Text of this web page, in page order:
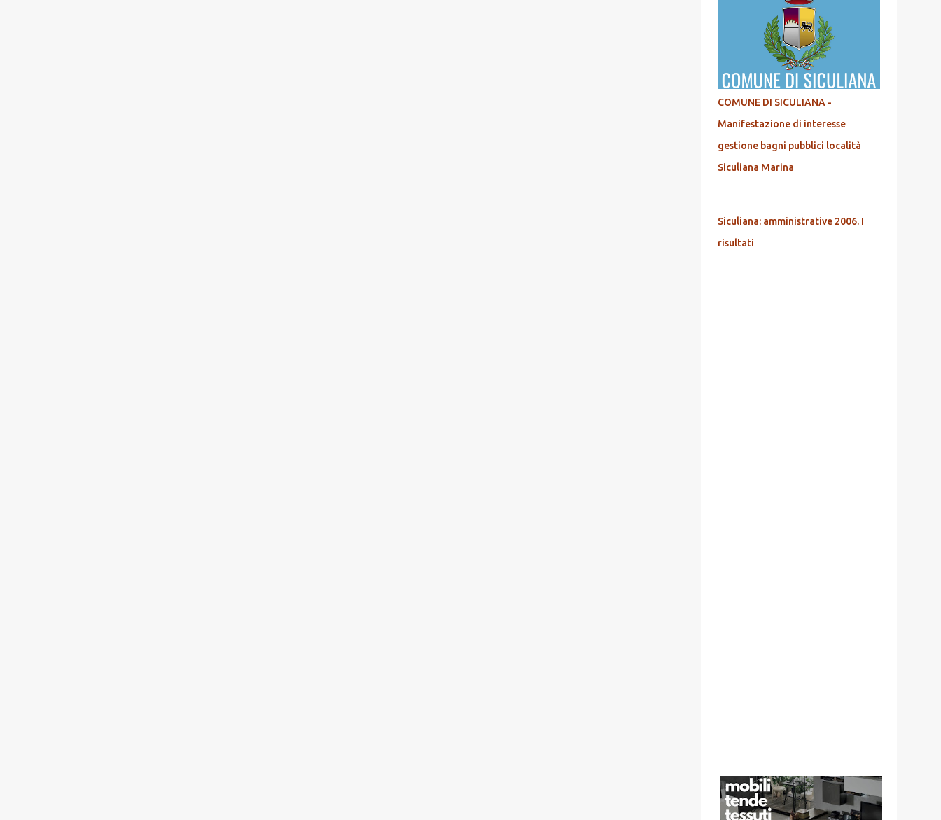
COMUNE DI SICULIANA -
Manifestazione di interesse
gestione bagni pubblici località
Siculiana Marina
Siculiana: amministrative 2006. I
risultati